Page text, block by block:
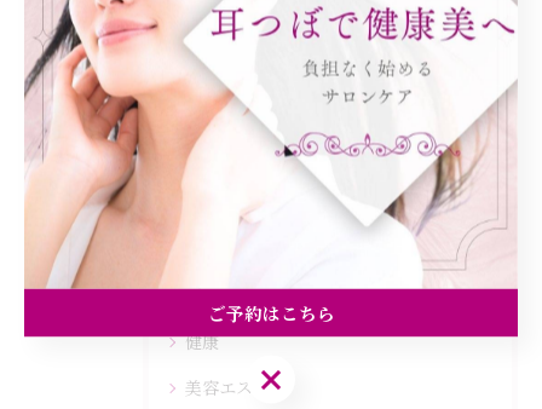
一覧に戻る
Categories
ダイエット
健康
美容エステ
ご予約はこちら
ご予約はこちら